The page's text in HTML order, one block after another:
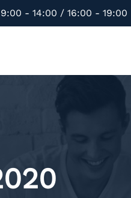
- 14:00 / 16:00 - 19:00